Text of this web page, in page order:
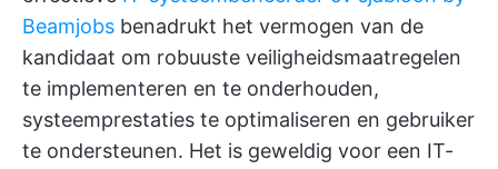
Beamjobs benadrukt het vermogen van de
kandidaat om robuuste veiligheidsmaatregelen
te implementeren en te onderhouden,
systeemprestaties te optimaliseren en gebruiker
te ondersteunen. Het is geweldig voor een IT-